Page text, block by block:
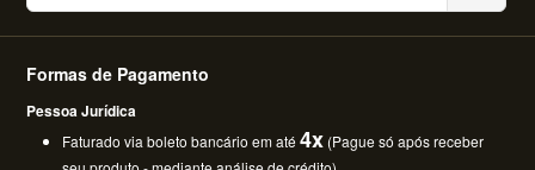
Formas de Pagamento
Pessoa Jurídica
Faturado via boleto bancário em até4x (Pague só após receber